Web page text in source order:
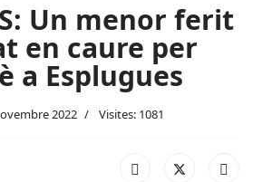
Un menor ferit
en caure per
a Esplugues
2022 Visites: 1081